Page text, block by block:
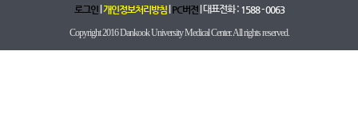
로그인|개인정보처리방침|PC버전| 대표전화 : 1588 - 0063
Copyright 2016 Dankook University Medical Center. All rights reserved.